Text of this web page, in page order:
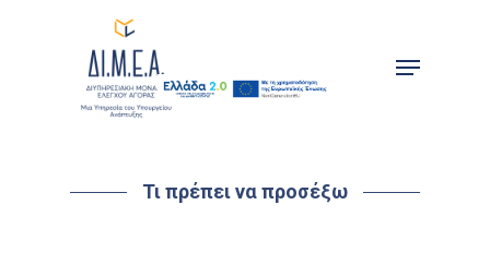
Menu
Τι πρέπει να προσέξω